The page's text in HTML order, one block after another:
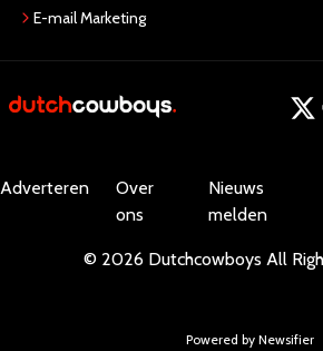
E-mail Marketing
Adverteren
Over
ons
Nieuws
melden
© 2026 Dutchcowboys All
Powered by Newsifier